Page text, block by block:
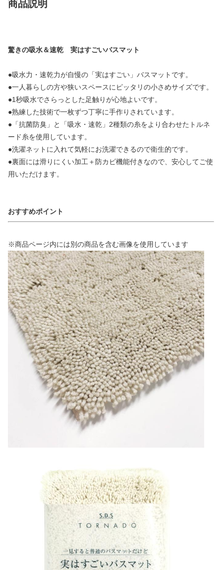
商品説明
驚きの吸水＆速乾 実はすごいバスマット
●吸水力・速乾力が自慢の「実はすごい」バスマットです。
●一人暮らしの方や狭いスペースにピッタリの小さめサイズです。
●1秒吸水でさらっとした足触りが心地よいです。
●熟練した技術で一枚ずつ丁寧に手作りされています。
●「抗菌防臭」と「吸水・速乾」2種類の糸をより合わせたトルネ
ード糸を使用しています。
●洗濯ネットに入れて気軽にお洗濯できるので衛生的です。
●裏面には滑りにくい加工＋防カビ機能付きなので、安心してご使
用いただけます。
おすすめポイント
※商品ページ内には別の商品を含む画像を使用しています